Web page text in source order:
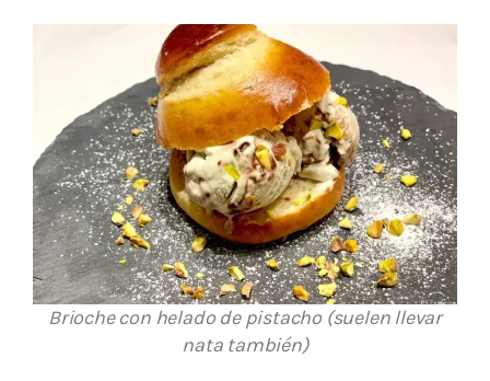
Brioche con helado de pistacho (suelen llevar
nata también)